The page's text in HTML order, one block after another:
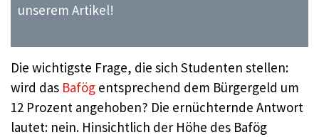
unserem Artikel!
Die wichtigste Frage, die sich Studenten stellen:
wird das Bafög entsprechend dem Bürgergeld um
12 Prozent angehoben? Die ernüchternde Antwort
lautet: nein. Hinsichtlich der Höhe des Bafög